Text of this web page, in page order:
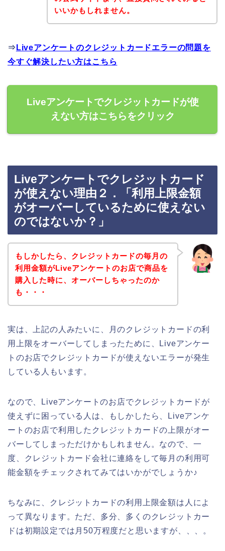
いいかもしれません。
⇒ Liveアンケートのクレジットカードエラーの問題を
今すぐ解決したい方はこちら
Liveアンケートでクレジットカードが使
えない方はこちらをクリック
Liveアンケートでクレジットカード
が使えない理由２．「利用上限金額
がオーバーしているために使えない
のではないか？」
もしかしたら、クレジットカードの毎月の
利用金額がLiveアンケートのお店で商品を
購入した時に、オーバーしちゃったのか
も・・・
実は、上記の人みたいに、月のクレジットカードの利
用上限をオーバーしてしまったために、Liveアンケー
トのお店でクレジットカードが使えないエラーが発生
している人もいます。
なので、Liveアンケートのお店でクレジットカードが
使えずに困っている人は、もしかしたら、Liveアンケ
ートのお店で利用したクレジットカードの上限がオー
バーしてしまっただけかもしれません。なので、一
度、クレジットカード会社に連絡をして毎月の利用可
能金額をチェックされてみてはいかがでしょうか♪
ちなみに、クレジットカードの利用上限金額は人によ
って異なります。ただ、多分、多くのクレジットカー
ドは初期設定では月50万程度だと思いますが、、、。